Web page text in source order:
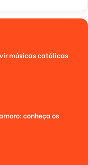
músicas católicas
conheça os